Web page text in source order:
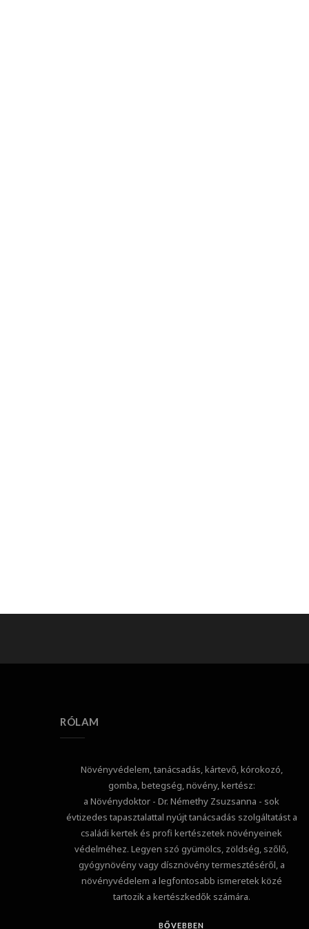
RÓLAM
Növényvédelem, tanácsadás, kártevő, kórokozó,
gomba, betegség, növény, kertész:
a Növénydoktor - Dr. Némethy Zsuzsanna - sok
évtizedes tapasztalattal nyújt tanácsadás szolgáltatást a
családi kertek és profi kertészetek növényeinek
védelméhez. Legyen szó gyümölcs, zöldség, szőlő,
gyógynövény vagy dísznövény termesztéséről, a
növényvédelem a legfontosabb ismeretek közé
tartozik a kertészkedők számára.
BŐVEBBEN